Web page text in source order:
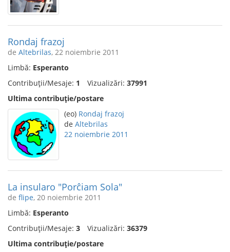
Rondaj frazoj
de Altebrilas, 22 noiembrie 2011
Limbă: Esperanto
Contribuții/Mesaje: 1 Vizualizări: 37991
Ultima contribuție/postare
(eo) Rondaj frazoj
de Altebrilas
22 noiembrie 2011
La insularo "Porĉiam Sola"
de flipe, 20 noiembrie 2011
Limbă: Esperanto
Contribuții/Mesaje: 3 Vizualizări: 36379
Ultima contribuție/postare